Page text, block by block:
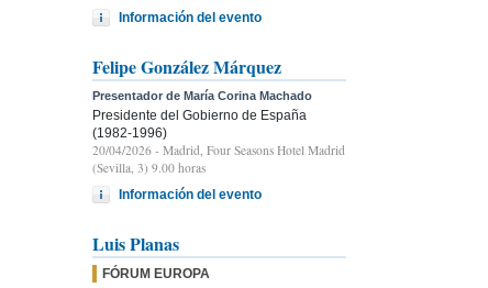
Información del evento
Felipe González Márquez
Presentador de María Corina Machado
Presidente del Gobierno de España
(1982-1996)
20/04/2026 - Madrid, Four Seasons Hotel Madrid
(Sevilla, 3) 9.00 horas
Información del evento
Luis Planas
FÓRUM EUROPA